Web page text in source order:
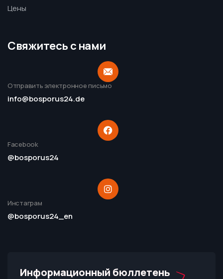
Цены
Свяжитесь с нами
Отправить электронное письмо
info@bosporus24.de
Facebook
@bosporus24
Инстаграм
@bosporus24_en
Информационный бюллетень